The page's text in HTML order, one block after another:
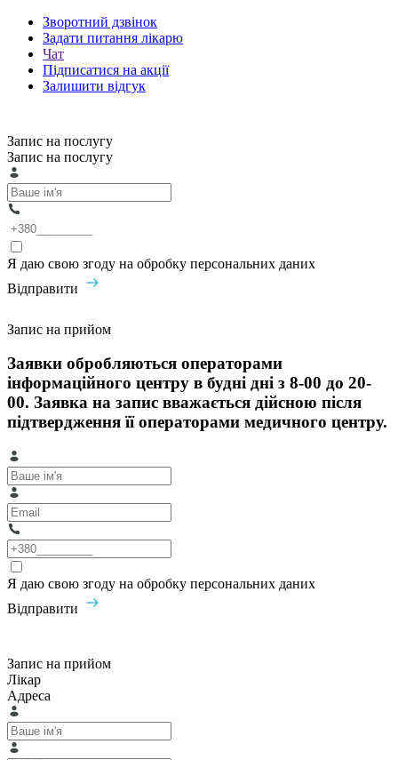
Зворотний дзвінок
Задати питання лікарю
Чат
Підписатися на акції
Залишити відгук
Запис на послугу
Запис на послугу
Я даю свою згоду на обробку персональних даних
Відправити
Запис на прийом
Заявки обробляються операторами
інформаційного центру в будні дні з 8-00 до 20-
00. Заявка на запис вважається дійсною після
підтвердження її операторами медичного центру.
Я даю свою згоду на обробку персональних даних
Відправити
Запис на прийом
Лікар
Адреса